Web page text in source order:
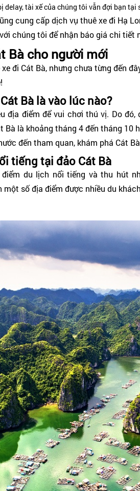
delay, tài xế của chúng tôi vẫn đợi bạn tại
cung cấp dịch vụ thuê xe đi Hạ
chúng tôi để nhận báo giá chi tiết
Bà cho người mới
đi Cát Bà, nhưng chưa từng đến
Bà là vào lúc nào?
địa điểm để vui chơi thú vị. Do
là khoảng tháng 4 đến tháng 10
đến tham quan, khám phá Cát
tiếng tại đảo Cát Bà
du lịch nổi tiếng và thu hút
một số địa điểm được nhiều du